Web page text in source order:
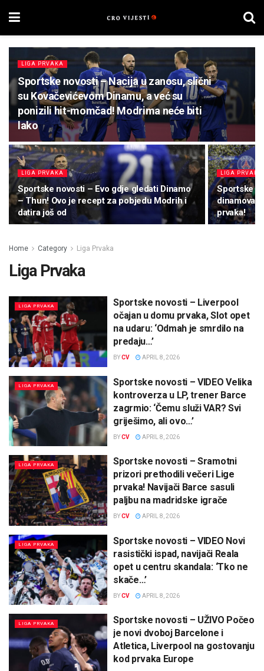
LIGA PRVAKA
Sportske novosti – Nacija u zanosu, slični
su Kovačevićevom Dinamu, a već su
ponizili hit-momčad! Modrima neće biti
lako
LIGA PRVAKA
Sportske novosti – Evo gdje gledati Dinamo
– Thun! Ovo je recept za pobjedu Modrih i
datira još od
LIGA PRVAKA
Sportske
dinamovac
prvaka!
Home Category Liga Prvaka
Liga Prvaka
LIGA PRVAKA
Sportske novosti – Liverpool
očajan u domu prvaka, Slot opet
na udaru: ‘Odmah je smrdilo na
predaju…’
BYCV APRIL 8, 2026
LIGA PRVAKA
Sportske novosti – VIDEO Velika
kontroverza u LP, trener Barce
zagrmio: ‘Čemu služi VAR? Svi
griješimo, ali ovo…’
BYCV APRIL 8, 2026
LIGA PRVAKA
Sportske novosti – Sramotni
prizori prethodili večeri Lige
prvaka! Navijači Barce sasuli
paljbu na madridske igrače
BYCV APRIL 8, 2026
LIGA PRVAKA
Sportske novosti – VIDEO Novi
rasistički ispad, navijači Reala
opet u centru skandala: ‘Tko ne
skače…’
BYCV APRIL 8, 2026
LIGA PRVAKA
Sportske novosti – UŽIVO Počeo
je novi dvoboj Barcelone i
Atletica, Liverpool na gostovanju
kod prvaka Europe